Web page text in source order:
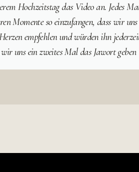
Hochzeitstag das Video an. Jedes
Momente so einzufangen, dass wir
empfehlen und würden ihn
uns ein zweites Mal das Jawort